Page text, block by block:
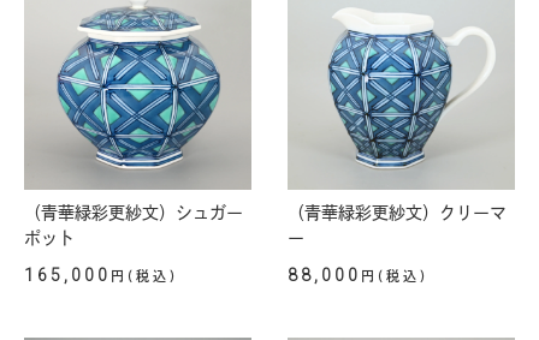
（青華緑彩更紗文）シュガー
ポット
165,000 円(税込)
（青華緑彩更紗文）クリーマ
ー
88,000 円(税込)